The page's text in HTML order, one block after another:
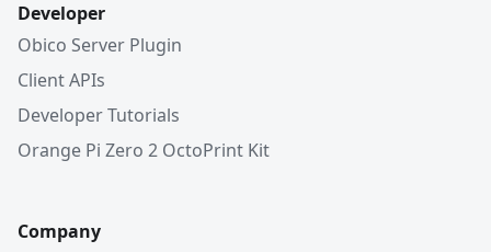
Developer
Obico Server Plugin
Client APIs
Developer Tutorials
Orange Pi Zero 2 OctoPrint Kit
Company